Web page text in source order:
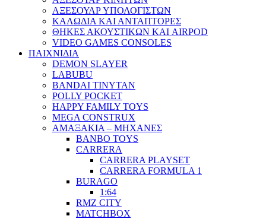
ΑΞΕΣΟΥΑΡ ΥΠΟΛΟΓΙΣΤΩΝ
ΚΑΛΩΔΙΑ ΚΑΙ ΑΝΤΑΠΤΟΡΕΣ
ΘΗΚΕΣ ΑΚΟΥΣΤΙΚΩΝ ΚΑΙ AIRPOD
VIDEO GAMES CONSOLES
ΠΑΙΧΝΙΔΙΑ
DEMON SLAYER
LABUBU
BANDAI TINYTAN
POLLY POCKET
HAPPY FAMILY TOYS
MEGA CONSTRUX
ΑΜΑΞΑΚΙΑ – ΜΗΧΑΝΕΣ
BANBO TOYS
CARRERA
CARRERA PLAYSET
CARRERA FORMULA 1
BURAGO
1:64
RMZ CITY
MATCHBOX